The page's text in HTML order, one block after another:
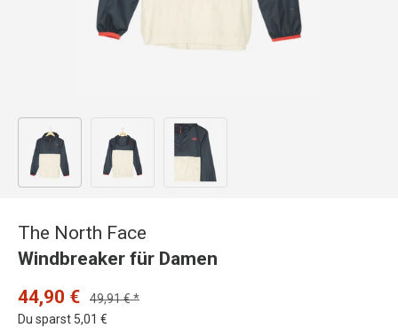
Bild 1 in Galerieansicht laden
The North Face
Windbreaker für Damen
44,90 €
49,91 € *
Du sparst 5,01 €